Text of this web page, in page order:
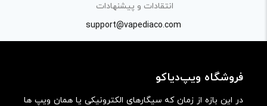
انتقادات و پیشنهادات
support@vapediaco.com
فروشگاه ویپ‌دیاکو
در این بازه از زمان که سیگارهای الکترونیکی یا همان ویپ ها